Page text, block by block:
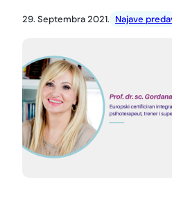
29. Septembra 2021. Najave